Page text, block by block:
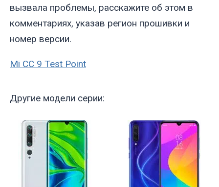
вызвала проблемы, расскажите об этом в
комментариях, указав регион прошивки и
номер версии.
Mi CC 9 Test Point
Другие модели серии: